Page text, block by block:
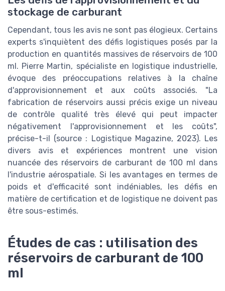
stockage de carburant
Cependant, tous les avis ne sont pas élogieux. Certains
experts s'inquiètent des défis logistiques posés par la
production en quantités massives de réservoirs de 100
ml. Pierre Martin, spécialiste en logistique industrielle,
évoque des préoccupations relatives à la chaîne
d'approvisionnement et aux coûts associés. "La
fabrication de réservoirs aussi précis exige un niveau
de contrôle qualité très élevé qui peut impacter
négativement l'approvisionnement et les coûts",
précise-t-il (source : Logistique Magazine, 2023). Les
divers avis et expériences montrent une vision
nuancée des réservoirs de carburant de 100 ml dans
l'industrie aérospatiale. Si les avantages en termes de
poids et d'efficacité sont indéniables, les défis en
matière de certification et de logistique ne doivent pas
être sous-estimés.
Études de cas : utilisation des
réservoirs de carburant de 100
ml